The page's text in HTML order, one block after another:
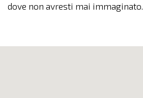
dove non avresti mai immaginato.